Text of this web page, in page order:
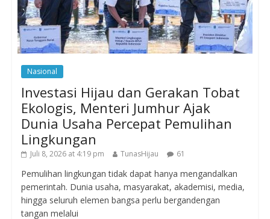
Nasional
Investasi Hijau dan Gerakan Tobat
Ekologis, Menteri Jumhur Ajak
Dunia Usaha Percepat Pemulihan
Lingkungan
Juli 8, 2026 at 4:19 pm TunasHijau 61
Pemulihan lingkungan tidak dapat hanya mengandalkan
pemerintah. Dunia usaha, masyarakat, akademisi, media,
hingga seluruh elemen bangsa perlu bergandengan
tangan melalui